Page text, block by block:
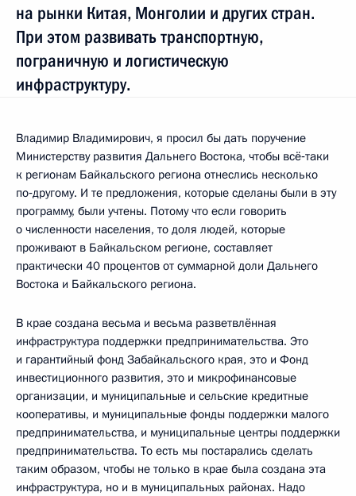
на рынки Китая, Монголии и других стран.
При этом развивать транспортную,
пограничную и логистическую
инфраструктуру.
Владимир Владимирович, я просил бы дать поручение
Министерству развития Дальнего Востока, чтобы всё‑таки
к регионам Байкальского региона отнеслись несколько
по‑другому. И те предложения, которые сделаны были в эту
программу, были учтены. Потому что если говорить
о численности населения, то доля людей, которые
проживают в Байкальском регионе, составляет
практически 40 процентов от суммарной доли Дальнего
Востока и Байкальского региона.
В крае создана весьма и весьма разветвлённая
инфраструктура поддержки предпринимательства. Это
и гарантийный фонд Забайкальского края, это и Фонд
инвестиционного развития, это и микрофинансовые
организации, и муниципальные и сельские кредитные
кооперативы, и муниципальные фонды поддержки малого
предпринимательства, и муниципальные центры поддержки
предпринимательства. То есть мы постарались сделать
таким образом, чтобы не только в крае была создана эта
инфраструктура, но и в муниципальных районах. Надо